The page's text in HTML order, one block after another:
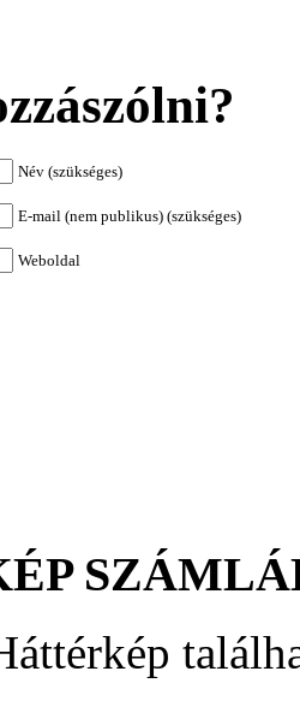
Név (szükséges)
E-mail (nem publikus) (szükséges)
Weboldal